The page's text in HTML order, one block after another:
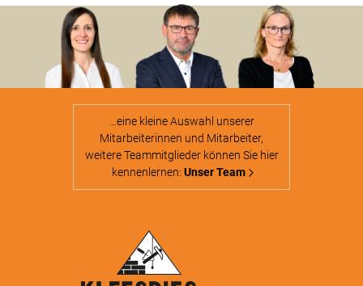
…eine kleine Auswahl unserer
Mitarbeiterinnen und Mitarbeiter,
weitere Teammitglieder können Sie hier
kennenlernen: Unser Team